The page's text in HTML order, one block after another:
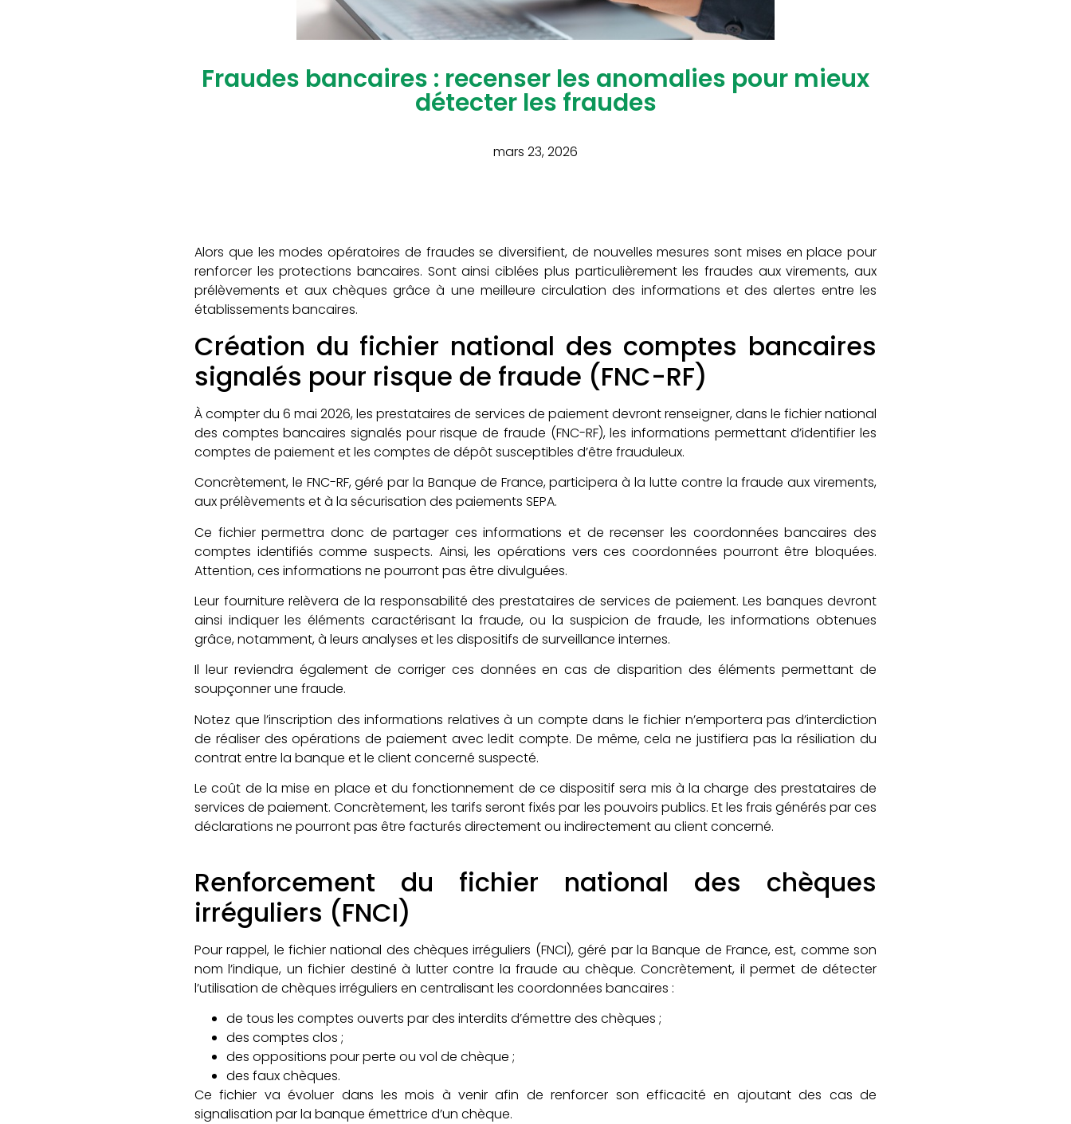
Fraudes bancaires : recenser les anomalies pour mieux
détecter les fraudes
mars 23, 2026
Alors que les modes opératoires de fraudes se diversifient, de nouvelles mesures sont mises en place pour
renforcer les protections bancaires. Sont ainsi ciblées plus particulièrement les fraudes aux virements, aux
prélèvements et aux chèques grâce à une meilleure circulation des informations et des alertes entre les
établissements bancaires.
Création du fichier national des comptes bancaires
signalés pour risque de fraude (FNC-RF)
À compter du 6 mai 2026, les prestataires de services de paiement devront renseigner, dans le fichier national
des comptes bancaires signalés pour risque de fraude (FNC-RF), les informations permettant d’identifier les
comptes de paiement et les comptes de dépôt susceptibles d’être frauduleux.
Concrètement, le FNC-RF, géré par la Banque de France, participera à la lutte contre la fraude aux virements,
aux prélèvements et à la sécurisation des paiements SEPA.
Ce fichier permettra donc de partager ces informations et de recenser les coordonnées bancaires des
comptes identifiés comme suspects. Ainsi, les opérations vers ces coordonnées pourront être bloquées.
Attention, ces informations ne pourront pas être divulguées.
Leur fourniture relèvera de la responsabilité des prestataires de services de paiement. Les banques devront
ainsi indiquer les éléments caractérisant la fraude, ou la suspicion de fraude, les informations obtenues
grâce, notamment, à leurs analyses et les dispositifs de surveillance internes.
Il leur reviendra également de corriger ces données en cas de disparition des éléments permettant de
soupçonner une fraude.
Notez que l’inscription des informations relatives à un compte dans le fichier n’emportera pas d’interdiction
de réaliser des opérations de paiement avec ledit compte. De même, cela ne justifiera pas la résiliation du
contrat entre la banque et le client concerné suspecté.
Le coût de la mise en place et du fonctionnement de ce dispositif sera mis à la charge des prestataires de
services de paiement. Concrètement, les tarifs seront fixés par les pouvoirs publics. Et les frais générés par ces
déclarations ne pourront pas être facturés directement ou indirectement au client concerné.
Renforcement du fichier national des chèques
irréguliers (FNCI)
Pour rappel, le fichier national des chèques irréguliers (FNCI), géré par la Banque de France, est, comme son
nom l’indique, un fichier destiné à lutter contre la fraude au chèque. Concrètement, il permet de détecter
l’utilisation de chèques irréguliers en centralisant les coordonnées bancaires :
de tous les comptes ouverts par des interdits d’émettre des chèques ;
des comptes clos ;
des oppositions pour perte ou vol de chèque ;
des faux chèques.
Ce fichier va évoluer dans les mois à venir afin de renforcer son efficacité en ajoutant des cas de
signalisation par la banque émettrice d’un chèque.